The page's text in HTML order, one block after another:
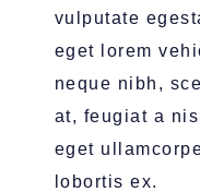
vulputate
eget lorem
neque nibh,
at, feugiat a
eget
lobortis ex.